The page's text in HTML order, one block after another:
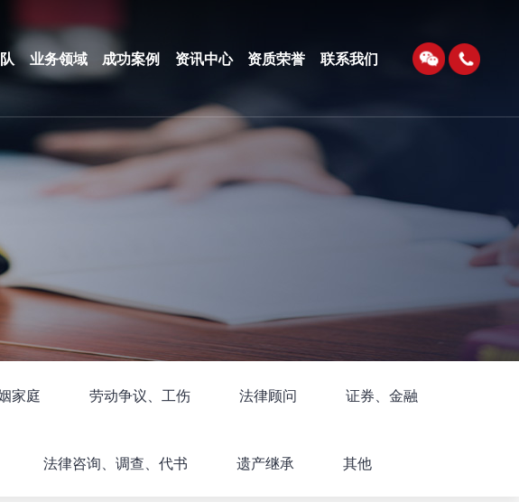
业务领域 成功案例 资讯中心 资质荣誉 联系我们
家庭 劳动争议、工伤 法律顾问 证券、金融
法律咨询、调查、代书 遗产继承 其他